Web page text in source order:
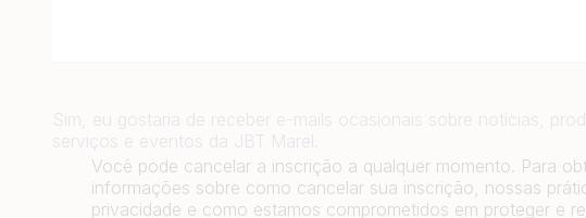
Você pode cancelar a inscrição a qualquer momento. Para
informações sobre como cancelar sua inscrição, nossas
privacidade e como estamos comprometidos em proteger e